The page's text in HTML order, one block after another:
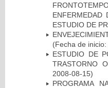
ENFERMEDAD
ESTUDIO DE
(Fecha de
ESTUDIO DE
TRASTORNO
2008-08-15)
PROGRAMA